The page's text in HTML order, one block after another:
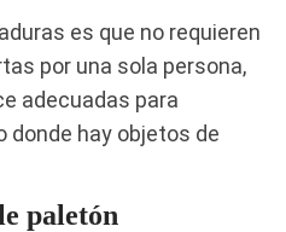
es que no requieren
por una sola persona,
adecuadas para
donde hay objetos de
paletón